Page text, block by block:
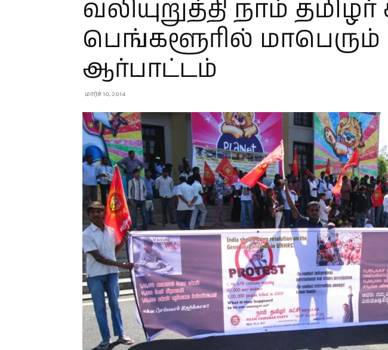
வலியுறுத்தி நாம் தமிழர்
பெங்களூரில் மாபெரும்
ஆர்பாட்டம்
மார்ச் 10, 2014